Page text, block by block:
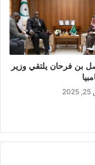
بن فرحان يلتقي وزير